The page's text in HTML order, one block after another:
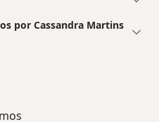
por Cassandra Martins